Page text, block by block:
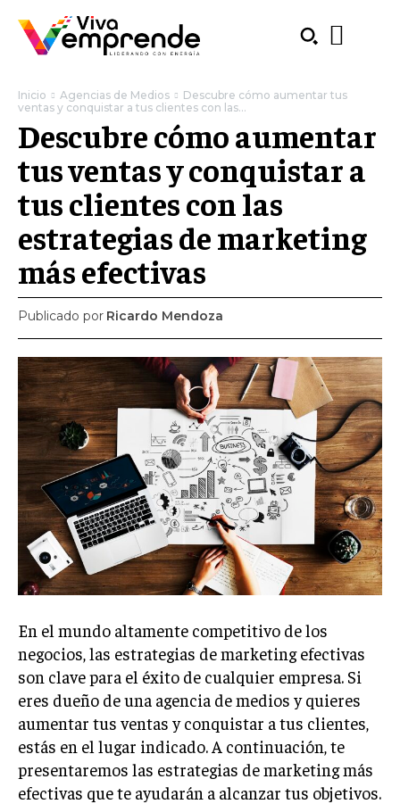
SUBSCRIBE
Welcome to Liberty Case
We have a curated list of the most noteworthy news from all
across the globe. With any subscription plan, you get access
toexclusive articlesthat let you stay ahead of the curve.
Your Profile
NEWS LIFESTYLE PUBLIC OPINION
Inicio Agencias de Medios
Descubre cómo aumentar tus
ventas y conquistar a tus clientes con las...
Descubre cómo aumentar
tus ventas y conquistar a
tus clientes con las
estrategias de marketing
más efectivas
Publicado por Ricardo Mendoza
En el mundo altamente competitivo de los
negocios, las estrategias de marketing efectivas
son clave para el éxito de cualquier empresa. Si
eres dueño de una agencia de medios y quieres
aumentar tus ventas y conquistar a tus clientes,
estás en el lugar indicado. A continuación, te
presentaremos las estrategias de marketing más
efectivas que te ayudarán a alcanzar tus objetivos.